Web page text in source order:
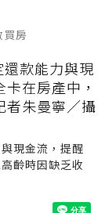
買房
現金流，提醒
齡時因缺乏收